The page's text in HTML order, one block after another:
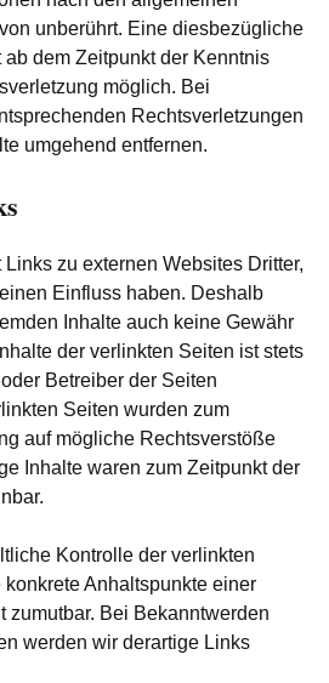
unberührt. Eine diesbezügliche
ab dem Zeitpunkt der Kenntnis
möglich. Bei
Rechtsverletzungen
umgehend entfernen.
zu externen Websites Dritter,
Einfluss haben. Deshalb
Inhalte auch keine Gewähr
der verlinkten Seiten ist stets
Betreiber der Seiten
Seiten wurden zum
auf mögliche Rechtsverstöße
Inhalte waren zum Zeitpunkt der
Kontrolle der verlinkten
Anhaltspunkte einer
zumutbar. Bei Bekanntwerden
werden wir derartige Links